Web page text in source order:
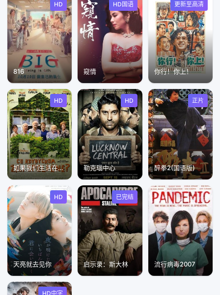
HD
816
HD国语
窥情
更新至高清
你行！你上！
HD
如果我们生活在一起
HD
勒克瑙中心
正片
醉拳2(国语版)
HD
天亮就去见你
已完结
启示录：斯大林 流行病毒2007
HD中字